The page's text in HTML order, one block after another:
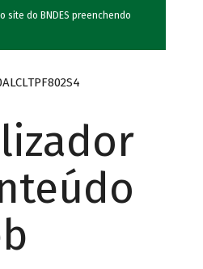
site do BNDES preenchendo